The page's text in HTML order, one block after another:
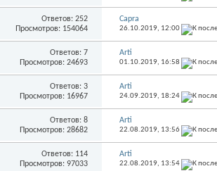
Ответов: 252
Просмотров: 154064
Capra
26.10.2019, 12:00
Ответов: 7
Просмотров: 24693
Arti
01.10.2019, 16:58
Ответов: 3
Просмотров: 16967
Arti
24.09.2019, 18:24
Ответов: 8
Просмотров: 28682
Arti
22.08.2019, 13:56
Ответов: 114
Просмотров: 97033
Arti
22.08.2019, 13:54